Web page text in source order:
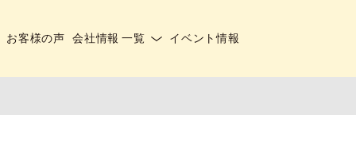
お客様の声 会社情報 一覧 イベント情報